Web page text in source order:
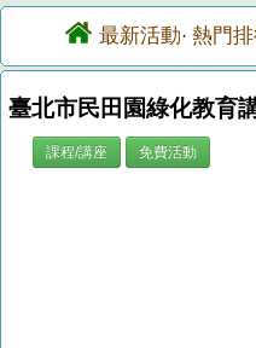
最新活動· 熱門
臺北市民田園綠化教育
課程/講座 免費活動